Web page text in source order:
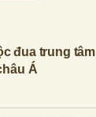
đua trung
Á